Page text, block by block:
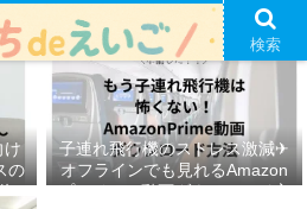
け
の
ᵕ̈*
子連れ飛行機のストレス激減✈︎
オフラインでも見れるAmazon
プライムの動画ダウンロード方
検索